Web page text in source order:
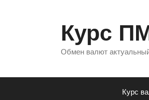
Курс
Обмен валют
Курс